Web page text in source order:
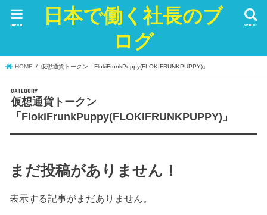
日本で働く社長のブ
ログ
search
menu
HOME 仮想通貨トークン「FlokiFrunkPuppy(FLOKIFRUNKPUPPY)」
仮想通貨トークン
「FlokiFrunkPuppy(FLOKIFRUNKPUPPY)」
まだ投稿がありません！
表示する記事がまだありません。